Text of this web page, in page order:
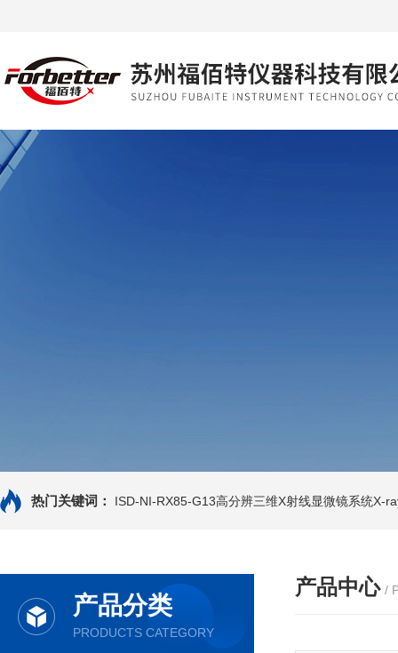
热门关键词： ISD-NI-RX85-G13高分辨三维X射线显微镜系统X-
产品分类
PRODUCTS CATEGORY
产品中心 /